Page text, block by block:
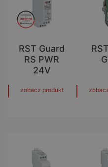
RST Guard
RS PWR
24V
zobacz produkt